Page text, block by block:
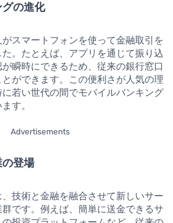
の進化
スマートフォンを使って金融取引を
。たとえば、アプリを通じて振り込
瞬時にできるため、従来の銀行窓口
ができます。この便利さが人気の理
若い世代の間でモバイルバンキング
す。
Advertisements
登場
技術と金融を融合させて新しいサー
です。例えば、簡単に送金できるサ